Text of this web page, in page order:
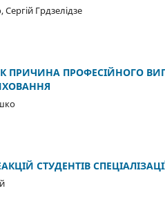
Грдзелідзе
ПРИЧИНА ПРОФЕСІЙНОГО
СТУДЕНТІВ